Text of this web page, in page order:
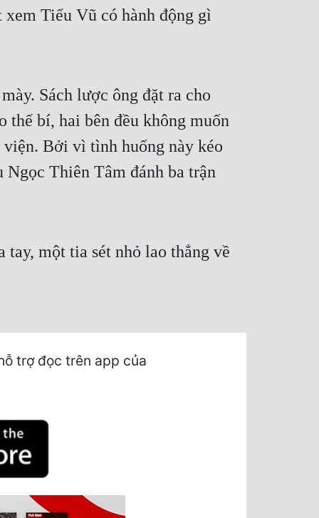
Tiểu Vũ có hành động gì
Sách lược ông đặt ra cho
bí, hai bên đều không muốn
Bởi vì tình huống này kéo
Thiên Tâm đánh ba trận
một tia sét nhỏ lao thẳng về
trợ đọc trên app của